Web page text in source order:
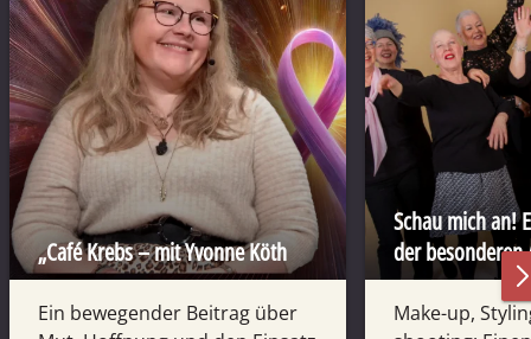
„Café Krebs – mit Yvonne Köth
Ein bewegender Beitrag über
Schau mich an!
der besonderen
Make-up,